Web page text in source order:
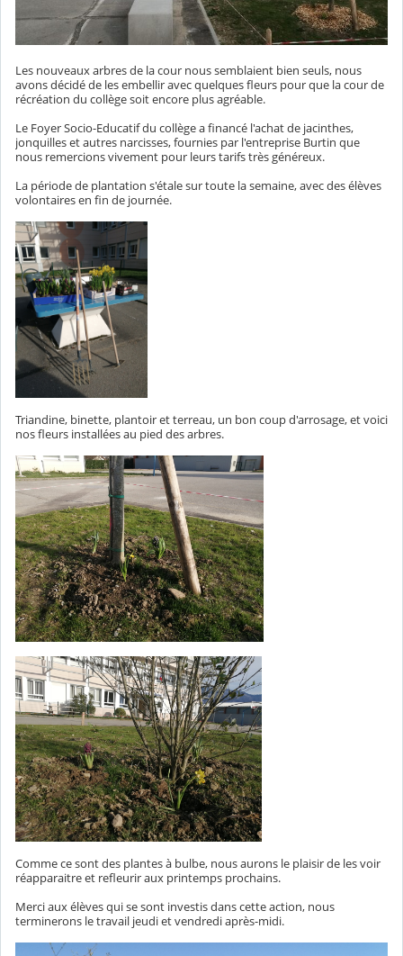
Les nouveaux arbres de la cour nous semblaient bien seuls, nous
avons décidé de les embellir avec quelques fleurs pour que la cour de
récréation du collège soit encore plus agréable.
Le Foyer Socio-Educatif du collège a financé l'achat de jacinthes,
jonquilles et autres narcisses, fournies par l'entreprise Burtin que
nous remercions vivement pour leurs tarifs très généreux.
La période de plantation s'étale sur toute la semaine, avec des élèves
volontaires en fin de journée.
Triandine, binette, plantoir et terreau, un bon coup d'arrosage, et voici
nos fleurs installées au pied des arbres.
Comme ce sont des plantes à bulbe, nous aurons le plaisir de les voir
réapparaitre et refleurir aux printemps prochains.
Merci aux élèves qui se sont investis dans cette action, nous
terminerons le travail jeudi et vendredi après-midi.